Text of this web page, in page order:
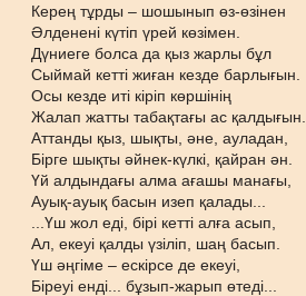
Керең тұрды – шошынып өз-өзінен
Әлденені күтіп үрей көзімен.
Дүниеге болса да қыз жарлы бұл
Сыймай кетті жиған кезде барлығын.
Осы кезде иті кіріп көршінің
Жалап жатты табақтағы ас қалдығын.
Аттанды қыз, шықты, әне, ауладан,
Бірге шықты әйнек-күлкі, қайран ән.
Үй алдындағы алма ағашы манағы,
Ауық-ауық басын изеп қалады...
...Үш жол еді, бірі кетті алға асып,
Ал, екеуі қалды үзіліп, шаң басып.
Үш әңгіме – ескірсе де екеуі,
Біреуі енді... бұзып-жарып өтеді...